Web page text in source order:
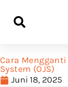
Cara Mengganti
System (OJS)
Juni 18, 2025